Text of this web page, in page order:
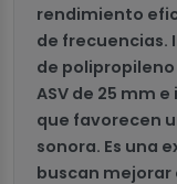
rendimiento
de frecuencias.
de
ASV de 25 mm
que favorecen
sonora. Es una
buscan mejorar